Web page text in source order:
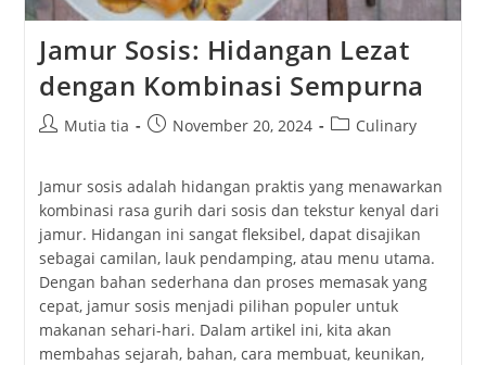
Jamur Sosis: Hidangan Lezat
dengan Kombinasi Sempurna
PostMutia tia
PostNovember 20, 2024
PostCulinary
Jamur sosis adalah hidangan praktis yang menawarkan
kombinasi rasa gurih dari sosis dan tekstur kenyal dari
jamur. Hidangan ini sangat fleksibel, dapat disajikan
sebagai camilan, lauk pendamping, atau menu utama.
Dengan bahan sederhana dan proses memasak yang
cepat, jamur sosis menjadi pilihan populer untuk
makanan sehari-hari. Dalam artikel ini, kita akan
membahas sejarah, bahan, cara membuat, keunikan,